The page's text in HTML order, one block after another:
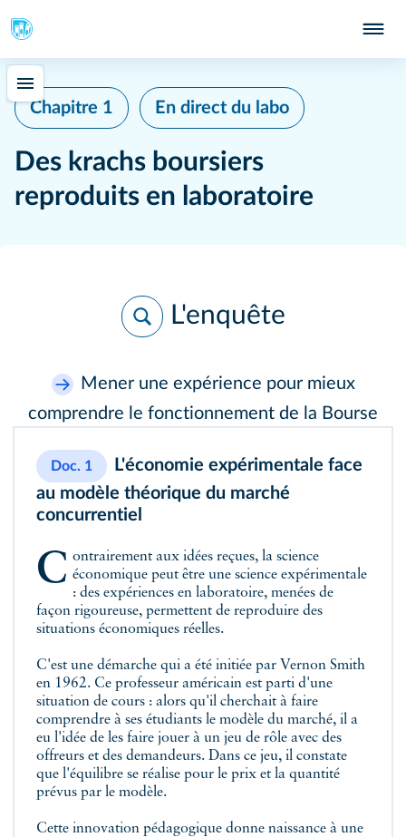
Chapitre 1 En direct du labo
Des krachs boursiers
reproduits en laboratoire
L'enquête
Mener une expérience pour mieux
comprendre le fonctionnement de la Bourse
Doc. 1
L'économie expérimentale face
au modèle théorique du marché
concurrentiel
Contrairement aux idées reçues, la science économique peut être une science expérimentale
: des expériences en laboratoire, menées de
façon rigoureuse, permettent de reproduire des
situations économiques réelles.
C'est une démarche qui a été initiée par Vernon Smith
en 1962. Ce professeur américain est parti d'une
situation de cours : alors qu'il cherchait à faire
comprendre à ses étudiants le modèle du marché, il a
eu l'idée de les faire jouer à un jeu de rôle avec des
offreurs et des demandeurs. Dans ce jeu, il constate
que l'équilibre se réalise pour le prix et la quantité
prévus par le modèle.
Cette innovation pédagogique donne naissance à une